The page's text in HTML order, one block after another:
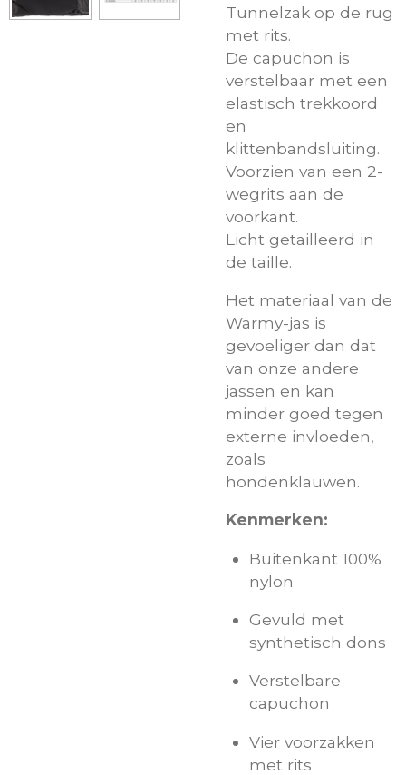
Tunnelzak op de rug
met rits.
De capuchon is
verstelbaar met een
elastisch trekkoord
en
klittenbandsluiting.
Voorzien van een 2-
wegrits aan de
voorkant.
Licht getailleerd in
de taille.
Het materiaal van de
Warmy-jas is
gevoeliger dan dat
van onze andere
jassen en kan
minder goed tegen
externe invloeden,
zoals
hondenklauwen.
Kenmerken:
Buitenkant 100%
nylon
Gevuld met
synthetisch dons
Verstelbare
capuchon
Vier voorzakken
met rits